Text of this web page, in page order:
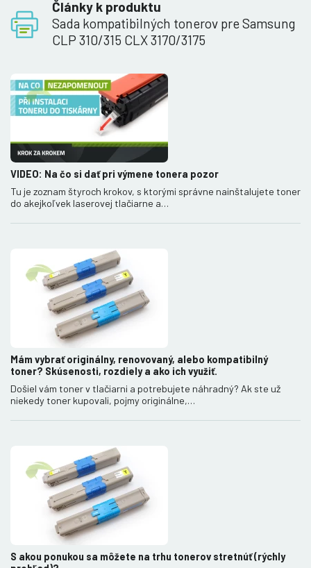
Články k produktu
Sada kompatibilných tonerov pre Samsung
CLP 310/315 CLX 3170/3175
VIDEO: Na čo si dať pri výmene tonera pozor
Tu je zoznam štyroch krokov, s ktorými správne nainštalujete toner
do akejkoľvek laserovej tlačiarne a…
Mám vybrať originálny, renovovaný, alebo kompatibilný
toner? Skúsenosti, rozdiely a ako ich využiť.
Došiel vám toner v tlačiarni a potrebujete náhradný? Ak ste už
niekedy toner kupovali, pojmy originálne,…
S akou ponukou sa môžete na trhu tonerov stretnúť (rýchly